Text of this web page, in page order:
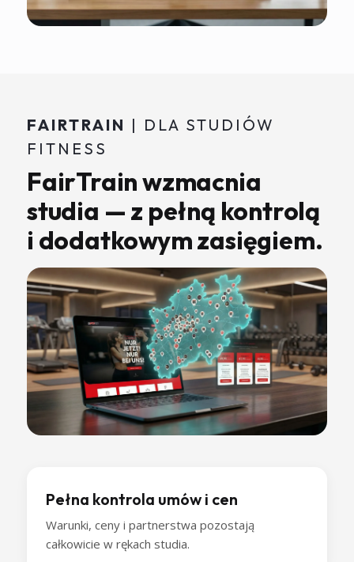
FAIRTRAIN | DLA STUDIÓW
FITNESS
FairTrain wzmacnia
studia — z pełną kontrolą
i dodatkowym zasięgiem.
Pełna kontrola umów i cen
Warunki, ceny i partnerstwa pozostają
całkowicie w rękach studia.